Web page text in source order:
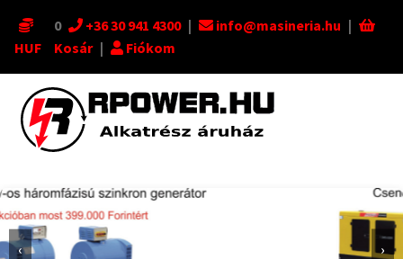
HUF
0 +36 30 941 4300 | info@masineria.hu |
Kosár | Fiókom
Ugrás
a
navigációhoz
Kilépés
a
tartalomba
‹ ›